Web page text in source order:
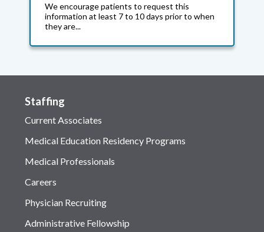
We encourage patients to request this
information at least 7 to 10 days prior to when
they are...
Staffing
Current Associates
Medical Education Residency Programs
Medical Professionals
Careers
Physician Recruiting
Administrative Fellowship